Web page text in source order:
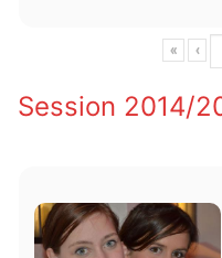
« ‹
Session 2014/